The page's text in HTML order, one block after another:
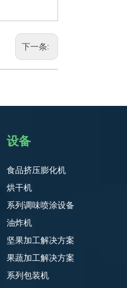
下一条:
设备
食品挤压膨化机
烘干机
系列调味喷涂设备
油炸机
坚果加工解决方案
果蔬加工解决方案
系列包装机